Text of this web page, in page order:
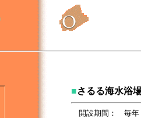
■さるる海水浴
開設期間： 毎年